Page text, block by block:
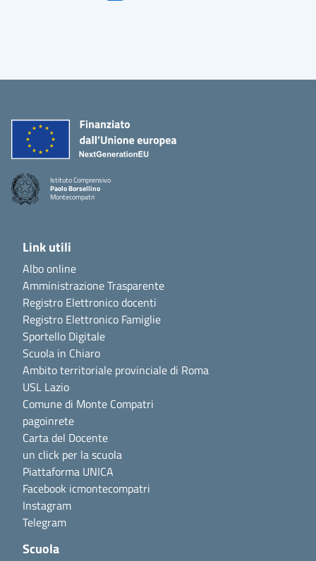
Istituto Comprensivo
Paolo Borsellino
Montecompatri
Link utili
Albo online
Amministrazione Trasparente
Registro Elettronico docenti
Registro Elettronico Famiglie
Sportello Digitale
Scuola in Chiaro
Ambito territoriale provinciale di Roma
USL Lazio
Comune di Monte Compatri
pagoinrete
Carta del Docente
un click per la scuola
Piattaforma UNICA
Facebook icmontecompatri
Instagram
Telegram
Scuola